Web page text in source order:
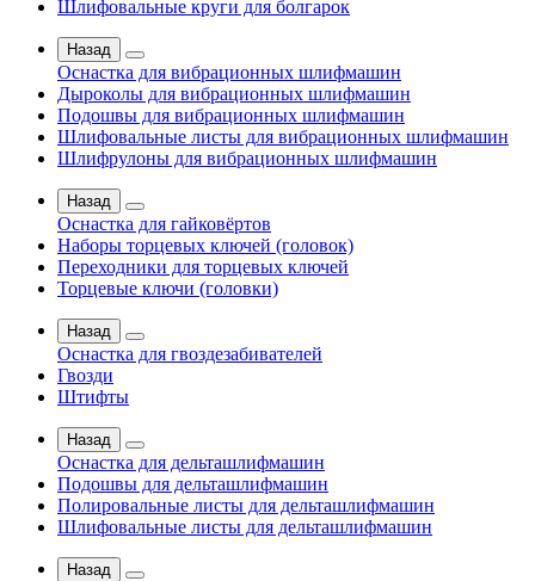
Шлифовальные круги для болгарок
Назад
Оснастка для вибрационных шлифмашин
Дыроколы для вибрационных шлифмашин
Подошвы для вибрационных шлифмашин
Шлифовальные листы для вибрационных шлифмашин
Шлифрулоны для вибрационных шлифмашин
Назад
Оснастка для гайковёртов
Наборы торцевых ключей (головок)
Переходники для торцевых ключей
Торцевые ключи (головки)
Назад
Оснастка для гвоздезабивателей
Гвозди
Штифты
Назад
Оснастка для дельташлифмашин
Подошвы для дельташлифмашин
Полировальные листы для дельташлифмашин
Шлифовальные листы для дельташлифмашин
Назад